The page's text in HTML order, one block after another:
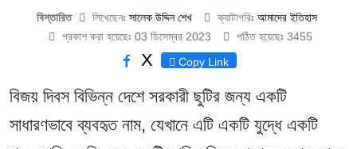
বিস্তারিত লিখেছেনঃ সালেক উদ্দিন শেখ ক্যাটাগরিঃ আমাদের ইতিহাস
প্রকাশ করা হয়েছেঃ 03 ডিসেম্বর 2023
পঠিত হয়েছেঃ 3455
X Copy Link
বিজয় দিবস বিভিন্ন দেশে সরকারী ছুটির জন্য একটি
সাধারণভাবে ব্যবহৃত নাম, যেখানে এটি একটি যুদ্ধে একটি